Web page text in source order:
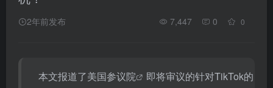
2年前发布 7,447 0 0
本文报道了美国参议院
即将审议的针对TikTok的